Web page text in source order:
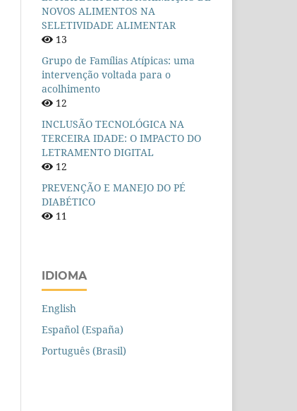
NOVOS ALIMENTOS NA
SELETIVIDADE ALIMENTAR
13
Grupo de Famílias Atípicas: uma
intervenção voltada para o
acolhimento
12
INCLUSÃO TECNOLÓGICA NA
TERCEIRA IDADE: O IMPACTO DO
LETRAMENTO DIGITAL
12
PREVENÇÃO E MANEJO DO PÉ
DIABÉTICO
11
IDIOMA
English
Español (España)
Português (Brasil)